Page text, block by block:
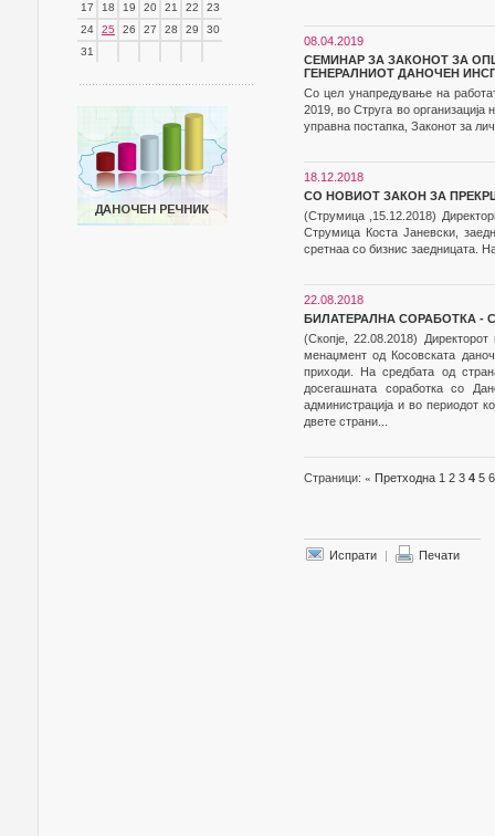
17
18 19 20 21 22
23
24
25 26 27 28 29
30
31
08.04.2019
СЕМИНАР ЗА ЗАКОНОТ ЗА
ГЕНЕРАЛНИОТ ДАНОЧЕН
Со цел унапредување на
2019, во Струга во
управна постапка, Законот за
18.12.2018
СО НОВИОТ ЗАКОН ЗА
(Струмица ,15.12.2018)
Струмица Коста Јаневски,
сретнаа со бизнис заедницата.
22.08.2018
БИЛАТЕРАЛНА СОРАБОТКА -
(Скопје, 22.08.2018)
менаџмент од Косовската
приходи. На средбата од
досегашната соработка со
администрација и во периодот
двете страни...
Страници: « Претходна 1 2 3 4 5 6
Испрати | Печати